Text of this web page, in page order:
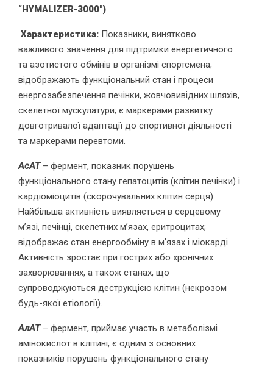
“HYMALIZER-3000″)
Характеристика: Показники, винятково
важливого значення для підтримки енергетичного
та азотистого обмінів в організмі спортсмена;
відображають функціональний стан і процеси
енергозабезпечення печінки, жовчовивідних шляхів,
скелетної мускулатури; є маркерами развитку
довготривалої адаптації до спортивної діяльності
та маркерами перевтоми.
АсАТ– фермент, показник порушень
функціонального стану гепатоцитів (клітин печінки) і
кардіоміоцитів (скорочувальних клітин серця).
Найбільша активність виявляється в серцевому
м’язі, печінці, скелетних м’язах, еритроцитах;
відображає стан енергообміну в м’язах і міокарді.
Активність зростає при гострих або хронічних
захворюваннях, а також станах, що
супроводжуються деструкцією клітин (некрозом
будь-якої етіології).
АлАТ– фермент, приймає участь в метаболізмі
амінокислот в клітині, є одним з основних
показників порушень функціонального стану